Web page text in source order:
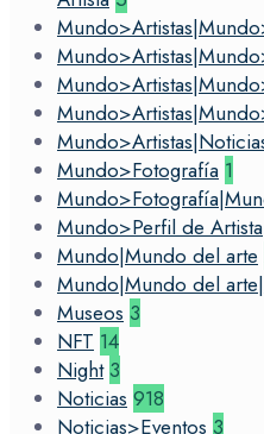
Mundo>Fotografía 1
Mundo>Perfil de Artista
Mundo|Mundo del arte
Mundo|Mundo del
Museos 3
NFT 14
Night 3
Noticias 918
Noticias>Eventos 3